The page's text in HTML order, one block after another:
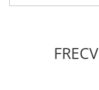
Foarfeci tuns oi
Incubatoare oua